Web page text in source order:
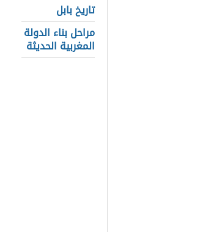
تاريخ بابل
مراحل بناء الدولة
المغربية الحديثة